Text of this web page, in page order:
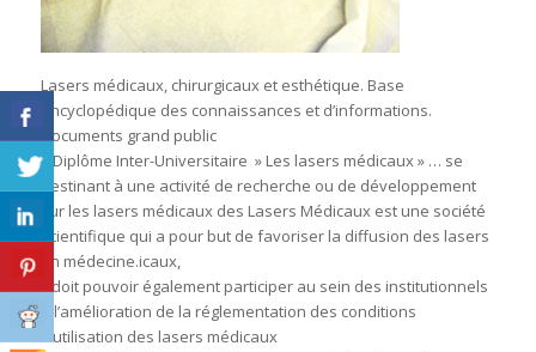
Lasers médicaux, chirurgicaux et esthétique. Base
encyclopédique des connaissances et d’informations.
Documents grand public
– Diplôme Inter-Universitaire » Les lasers médicaux » … se
destinant à une activité de recherche ou de développement
sur les lasers médicaux des Lasers Médicaux est une société
scientifique qui a pour but de favoriser la diffusion des lasers
en médecine.icaux,
Il doit pouvoir également participer au sein des institutionnels
à l’amélioration de la réglementation des conditions
d’utilisation des lasers médicaux